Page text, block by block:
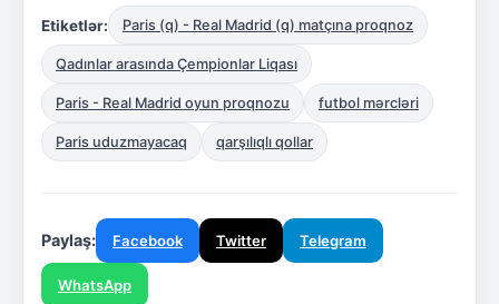
Etiketlər: Paris (q) - Real Madrid (q) matçına proqnoz
Qadınlar arasında Çempionlar Liqası
Paris - Real Madrid oyun proqnozu futbol mərcləri
Paris uduzmayacaq qarşılıqlı qollar
Paylaş: Facebook Twitter Telegram
WhatsApp